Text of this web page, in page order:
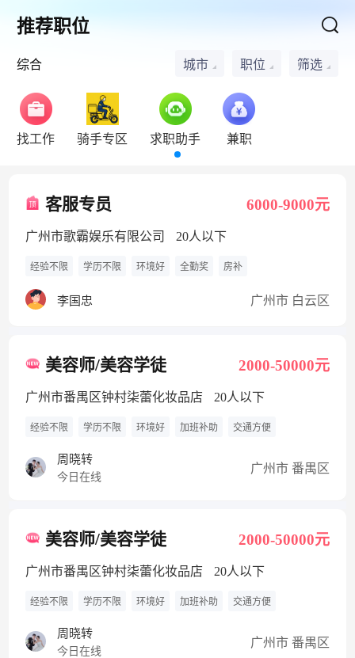
推荐职位
综合 城市 职位 筛选
找工作 骑手专区 求职助手 兼职
客服专员 6000-9000元
广州市歌霸娱乐有限公司 20人以下
经验不限 学历不限 环境好 全勤奖 房补
李国忠 广州市 白云区
美容师/美容学徒 2000-50000元
广州市番禺区钟村柒蕾化妆品店 20人以下
经验不限 学历不限 环境好 加班补助 交通方便
周晓转
今日在线
广州市 番禺区
美容师/美容学徒 2000-50000元
广州市番禺区钟村柒蕾化妆品店 20人以下
经验不限 学历不限 环境好 加班补助 交通方便
周晓转
今日在线
广州市 番禺区